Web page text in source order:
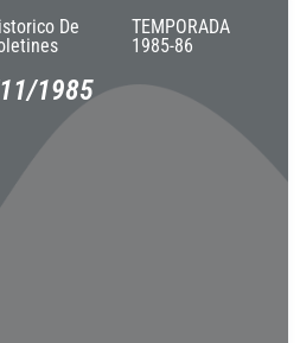
De
TEMPORADA
1985-86
1985